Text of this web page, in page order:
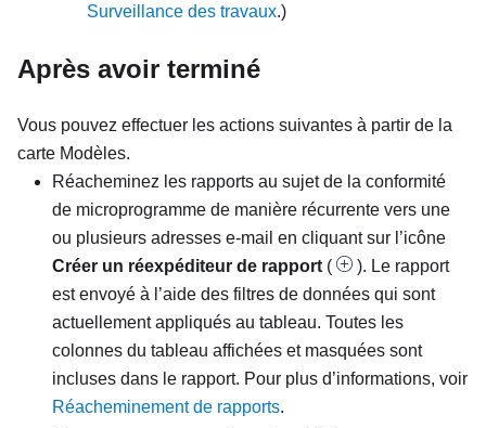
Surveillance des travaux.)
Après avoir terminé
Vous pouvez effectuer les actions suivantes à partir de la
carte Modèles.
Réacheminez les rapports au sujet de la conformité
de microprogramme de manière récurrente vers une
ou plusieurs adresses e-mail en cliquant sur l’icône
Créer un réexpéditeur de rapport (
). Le rapport
est envoyé à l’aide des filtres de données qui sont
actuellement appliqués au tableau. Toutes les
colonnes du tableau affichées et masquées sont
incluses dans le rapport. Pour plus d’informations, voir
Réacheminement de rapports.